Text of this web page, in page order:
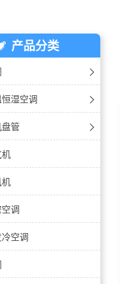
产品分类
壁挂式
柜式
花式
管式
式
高温
湿空调
湿空调-立柜式
湿空调-吊顶式
管
管-挂式
管-卡式
管-立式暗装
管-立式明装
管-卧式暗装
调
空调